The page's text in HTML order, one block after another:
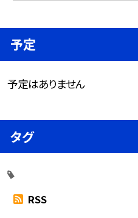
予定
予定はありません
タグ
RSS